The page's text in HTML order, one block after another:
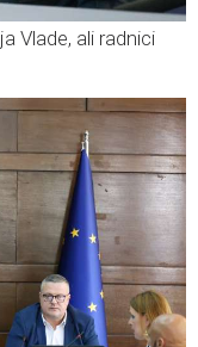
Vlade, ali radnici